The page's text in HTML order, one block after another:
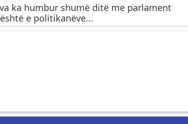
ka humbur shumë ditë me parlament
e politikanëve...